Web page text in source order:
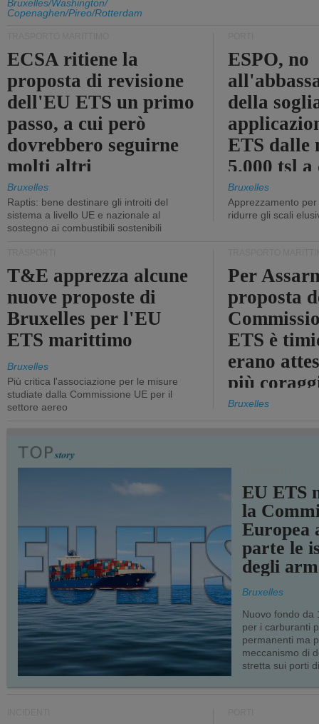
Bruxelles/Washington/
Copenaghen/Pireo/Rotterdam
ECSA ritiene la
proposta di revisione
dell'EU ETS un primo
passo, a cui però
dovrebbero seguirne
molti altri
Bruxelles
Raptis: bene destinare gli introiti del
sistema a livello UE e nazionale al
sostegno ai combustibili sostenibili
ESPO, no
della
ETS dalle
5.000 tsl
400 tsl
Bruxelles
Apprezzamento
ridurre gli scali
T&E apprezza alcune
nuove proposte di
Bruxelles per l'EU
ETS marittimo
Bruxelles
Più critica l'associazione per le misure
studiate dalla Commissione UE per il
settore aereo
Per
proposta
ETS è
erano
più
Bruxelles
EU ETS
la
Europea
parte le
degli
Bruxelles
Nuovo fondo da
per i carburanti
permanenti ma
meccanismo di
stretta sui porti